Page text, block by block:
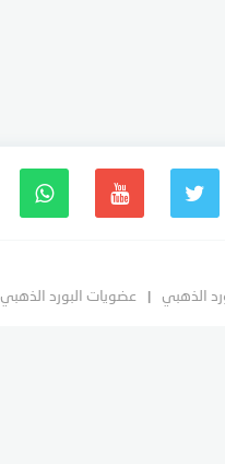
الذهبي عضويات البورد الذهبي